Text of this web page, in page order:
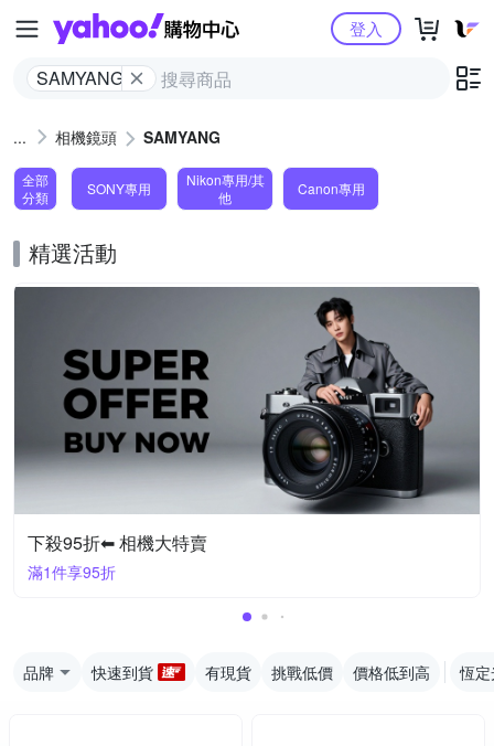
Yahoo購物中心
SAMYANG
登入
相機鏡頭 SAMYANG
全部
分類
SONY專用
Nikon專用/其
他
Canon專用
精選活動
下殺95折⬅︎ 相機大特賣
滿1件享95折
品牌 快速到貨 有現貨 挑戰低價 價格低到高 恆